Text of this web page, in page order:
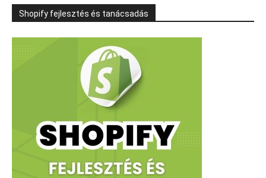
Shopify fejlesztés és tanácsadás